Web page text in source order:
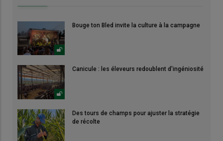
Bouge ton Bled invite la culture à la campagne
Canicule : les éleveurs redoublent d'ingéniosité
Des tours de champs pour ajuster la stratégie
de récolte